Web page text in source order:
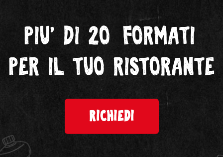
Piu' di 20
Formati
per il tuo ristorante
RICHIEDI